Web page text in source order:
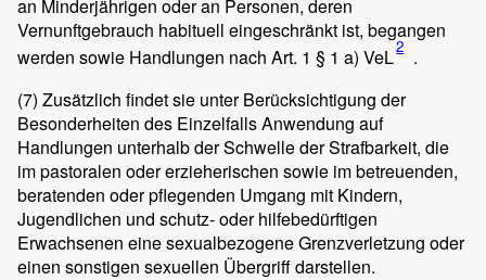
an Minderjährigen oder an Personen, deren
Vernunftgebrauch habituell eingeschränkt ist, begangen
werden sowie Handlungen nach Art. 1 § 1 a) VeL2 .
(7) Zusätzlich findet sie unter Berücksichtigung der
Besonderheiten des Einzelfalls Anwendung auf
Handlungen unterhalb der Schwelle der Strafbarkeit, die
im pastoralen oder erzieherischen sowie im betreuenden,
beratenden oder pflegenden Umgang mit Kindern,
Jugendlichen und schutz- oder hilfebedürftigen
Erwachsenen eine sexualbezogene Grenzverletzung oder
einen sonstigen sexuellen Übergriff darstellen.